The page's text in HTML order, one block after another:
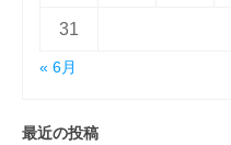
31
« 6月
最近の投稿